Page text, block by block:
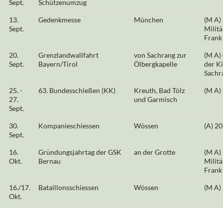
Sept. Schützenumzug
13.
Sept.
Gedenkmesse München
(M
20.
Sept.
Grenzlandwallfahrt
Bayern/Tirol
von Sachrang zur
Ölbergkapelle
(M A)
der
25. -
27.
Sept.
63. Bundesschießen (KK)
Kreuth, Bad Tölz
und Garmisch
(M A)
30.
Sept.
Kompanieschiessen Wössen (A)
16.
Okt.
Gründungsjahrtag der GSK
Bernau
an der Grotte
(M
16./17.
Okt.
Bataillonsschiessen Wössen (M A)